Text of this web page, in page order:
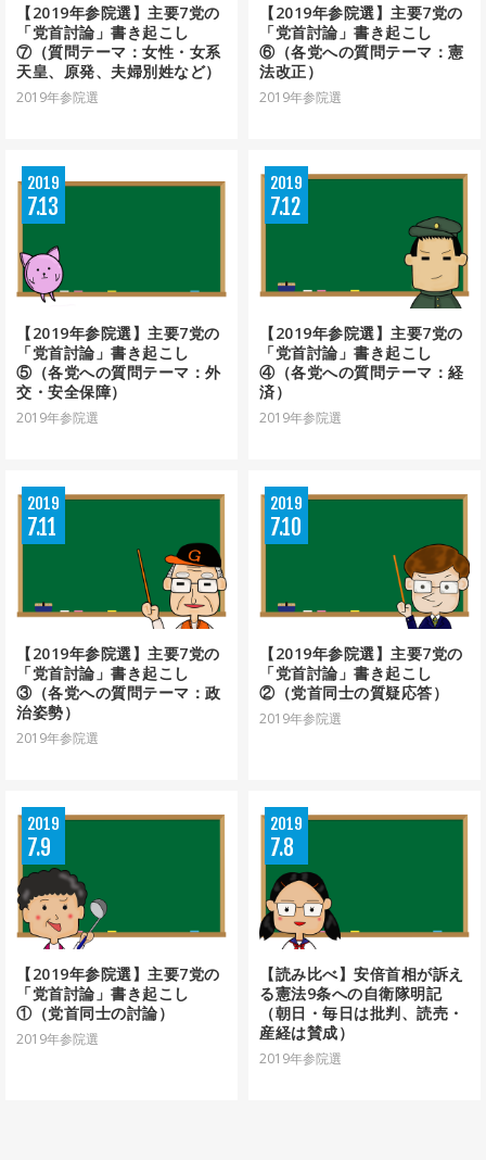
【2019年参院選】主要7党の
「党首討論」書き起こし
⑦（質問テーマ：女性・女系
天皇、原発、夫婦別姓など）
2019年参院選
【2019年参院選】主要7党の
「党首討論」書き起こし
⑥（各党への質問テーマ：憲
法改正）
2019年参院選
【2019年参院選】主要7党の
「党首討論」書き起こし
⑤（各党への質問テーマ：外
交・安全保障）
2019
713
2019年参院選
【2019年参院選】主要7党の
「党首討論」書き起こし
④（各党への質問テーマ：経
済）
2019
712
2019年参院選
【2019年参院選】主要7党の
「党首討論」書き起こし
③（各党への質問テーマ：政
治姿勢）
2019
711
2019年参院選
【2019年参院選】主要7党の
「党首討論」書き起こし
②（党首同士の質疑応答）
2019
710
2019年参院選
【2019年参院選】主要7党の
「党首討論」書き起こし
①（党首同士の討論）
2019
7 9
2019年参院選
【読み比べ】安倍首相が訴え
る憲法9条への自衛隊明記
（朝日・毎日は批判、読売・
産経は賛成）
2019
7 8
2019年参院選